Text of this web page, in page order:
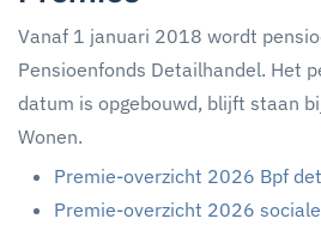
Vanaf 1 januari 2018 wordt
Pensioenfonds Detailhandel. Het
datum is opgebouwd, blijft staan
Wonen.
Premie-overzicht 2026 Bpf
Premie-overzicht 2026